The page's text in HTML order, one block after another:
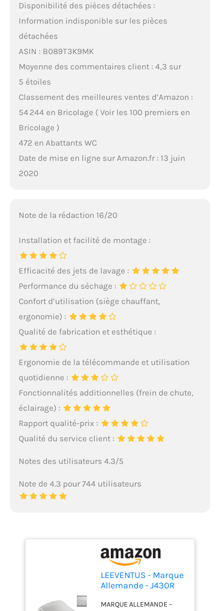
Disponibilité des pièces détachées :
Information indisponible sur les pièces
détachées
ASIN : B089T3K9MK
Moyenne des commentaires client : 4,3 sur
5 étoiles
Classement des meilleures ventes d’Amazon :
54 244 en Bricolage ( Voir les 100 premiers en
Bricolage )
472 en Abattants WC
Date de mise en ligne sur Amazon.fr : 13 juin
2020
Note de la rédaction 16/20
Installation et facilité de montage :
Efficacité des jets de lavage :
Performance du séchage :
Confort d’utilisation (siège chauffant,
ergonomie) :
Qualité de fabrication et esthétique :
Ergonomie de la télécommande et utilisation
quotidienne :
Fonctionnalités additionnelles (frein de chute,
éclairage) :
Rapport qualité-prix :
Qualité du service client :
Notes des utilisateurs 4.3/5
Note de 4.3 pour 744 utilisateurs
LEEVENTUS - Marque
Allemande - J430R
nouveau modèle ! -
MARQUE ALLEMANDE –